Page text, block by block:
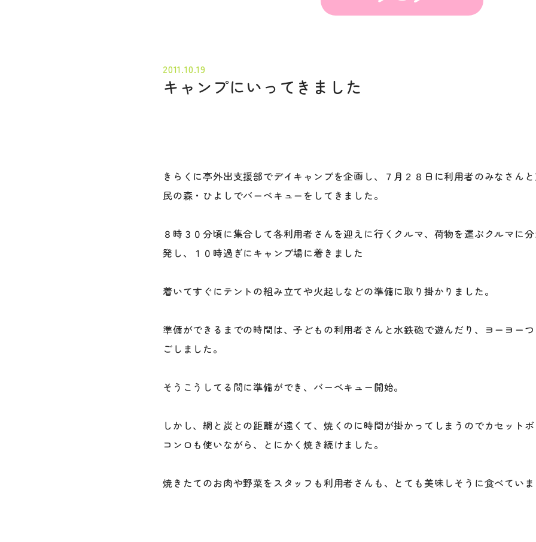
2011.10.19
キャンプにいってきました
きらくに亭外出支援部でデイキャンプを企画し、７月２８日に利用者のみなさん
民の森・ひよしでバーベキューをしてきました。
８時３０分頃に集合して各利用者さんを迎えに行くクルマ、荷物を運ぶクルマに
発し、１０時過ぎにキャンプ場に着きました
着いてすぐにテントの組み立てや火起しなどの準備に取り掛かりました。
準備ができるまでの時間は、子どもの利用者さんと水鉄砲で遊んだり、ヨーヨー
ごしました。
そうこうしてる間に準備ができ、バーベキュー開始。
しかし、網と炭との距離が遠くて、焼くのに時間が掛かってしまうのでカセット
コンロも使いながら、とにかく焼き続けました。
焼きたてのお肉や野菜をスタッフも利用者さんも、とても美味しそうに食べていま